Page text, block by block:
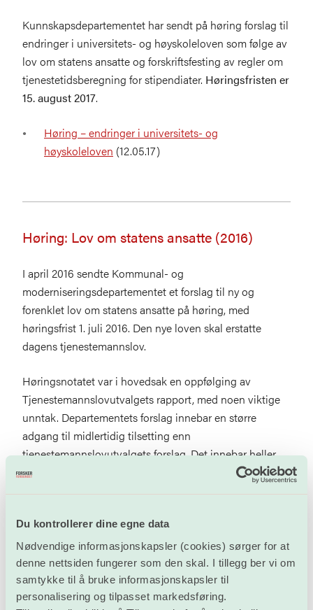
Du kontrollerer dine egne data
Nødvendige informasjonskapsler (cookies) sørger for at
denne nettsiden fungerer som den skal. I tillegg ber vi om
samtykke til å bruke informasjonskapsler til
personalisering og tilpasset markedsføring.
Kunnskapsdepartementet har sendt på høring forslag til
endringer i universitets- og høyskoleloven som følge av
lov om statens ansatte og forskriftsfesting av regler om
tjenestetidsberegning for stipendiater. Høringsfristen er
15. august 2017.
Høring – endringer i universitets- og
høyskoleloven (12.05.17)
Høring: Lov om statens ansatte (2016)
I april 2016 sendte Kommunal- og
moderniseringsdepartementet et forslag til ny og
forenklet lov om statens ansatte på høring, med
høringsfrist 1. juli 2016. Den nye loven skal erstatte
dagens tjenestemannslov.
Høringsnotatet var i hovedsak en oppfølging av
Tjenestemannslovutvalgets rapport, med noen viktige
unntak. Departementets forslag innebar en større
adgang til midlertidig tilsetting enn
tjenestemannslovutvalgets forslag. Det innebar heller
ingen innskrenkning i forhold til dagens lov, og vil
derfor ikke bidra til å redusere antallet midlertidig
til forbedring av stillingsvernet for ansatte på ekstern
finansiering eller for vikarer i vitenskapelig stilling.
Pressemelding: Ny forenklet lov om statens
ansatte(02.04.16)